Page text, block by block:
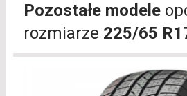
Pozostałe modele
rozmiarze 225/65